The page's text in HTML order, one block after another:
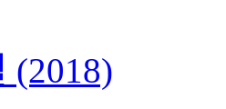
(2018)